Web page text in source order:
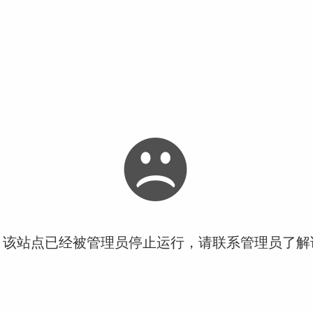
站点已经被管理员停止运行，请联系管理员了